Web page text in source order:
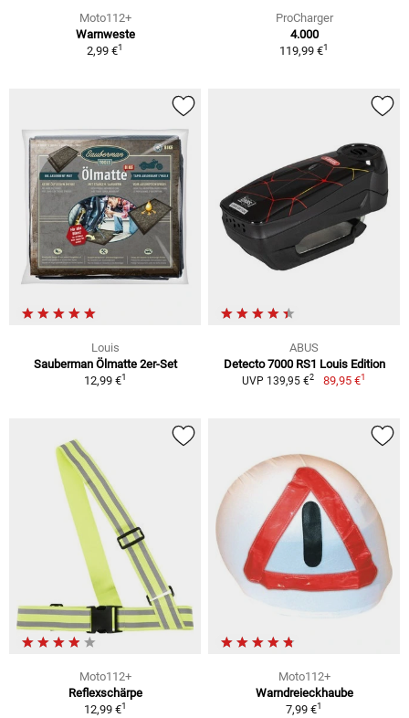
Moto112+
Warnweste
2,99 €1
ProCharger
4.000
119,99 €1
Louis
Sauberman Ölmatte 2er-Set
12,99 €1
ABUS
Detecto 7000 RS1 Louis Edition
UVP 139,95 €2 89,95 €1
Moto112+
Reflexschärpe
12,99 €1
Moto112+
Warndreieckhaube
7,99 €1